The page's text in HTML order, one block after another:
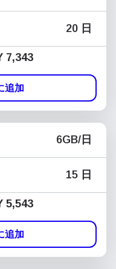
20 日
7,343
追加
6GB/日
15 日
5,543
追加